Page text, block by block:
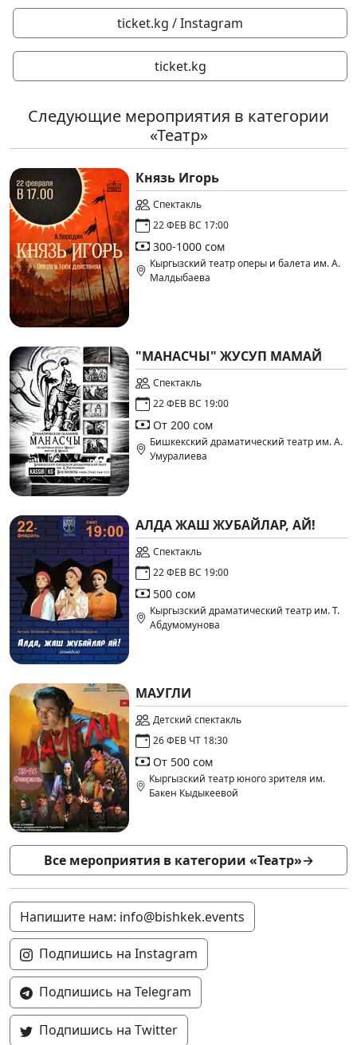
ticket.kg / Instagram
ticket.kg
Следующие мероприятия в категории
«Театр»
Князь Игорь
Спектакль
22 ФЕВ ВС 17:00
300-1000 сом
Кыргызский театр оперы и балета им. А.
Малдыбаева
"МАНАСЧЫ" ЖУСУП МАМАЙ
Спектакль
22 ФЕВ ВС 19:00
От 200 сом
Бишкекский драматический театр им. А.
Умуралиева
АЛДА ЖАШ ЖУБАЙЛАР, АЙ!
Спектакль
22 ФЕВ ВС 19:00
500 сом
Кыргызский драматический театр им. Т.
Абдумомунова
МАУГЛИ
Детский спектакль
26 ФЕВ ЧТ 18:30
От 500 сом
Кыргызский театр юного зрителя им.
Бакен Кыдыкеевой
Все мероприятия в категории «Театр»→
Напишите нам: info@bishkek.events
Подпишись на Instagram
Подпишись на Telegram
Подпишись на Twitter